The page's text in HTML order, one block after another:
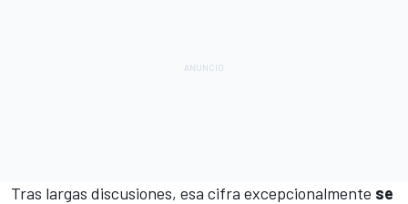
Tras largas discusiones, esa cifra excepcionalmente se